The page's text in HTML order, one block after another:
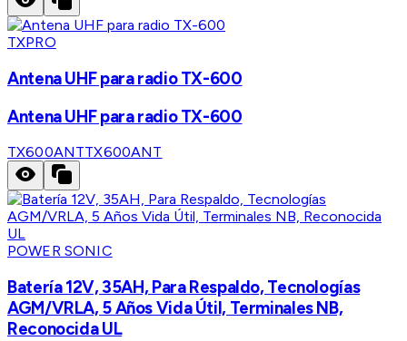
TXPRO
Antena UHF para radio TX-600
Antena UHF para radio TX-600
TX600ANTTX600ANT
POWER SONIC
Batería 12V, 35AH, Para Respaldo, Tecnologías
AGM/VRLA, 5 Años Vida Útil, Terminales NB,
Reconocida UL